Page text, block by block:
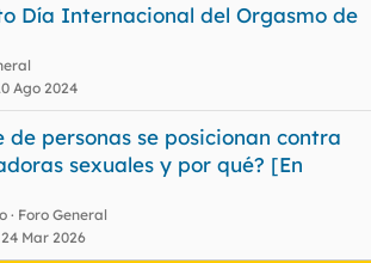
Día Internacional del Orgasmo de
Ago 2024
de personas se posicionan contra
sexuales y por qué? [En
Foro General
24 Mar 2026